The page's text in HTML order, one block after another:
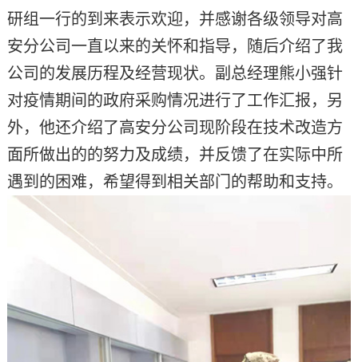
研组一行的到来表示欢迎，并感谢各级领导对高
安分公司一直以来的关怀和指导，随后介绍了我
公司的发展历程及经营现状。副总经理熊小强针
对疫情期间的政府采购情况进行了工作汇报，另
外，他还介绍了高安分公司现阶段在技术改造方
面所做出的的努力及成绩，并反馈了在实际中所
遇到的困难，希望得到相关部门的帮助和支持。